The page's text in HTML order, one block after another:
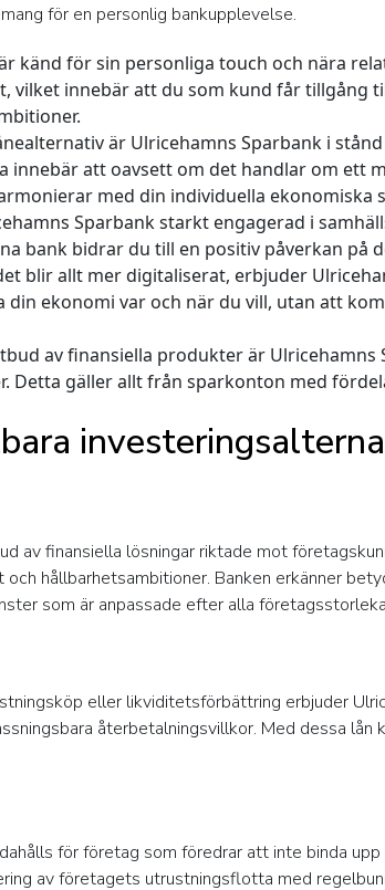
för en personlig bankupplevelse.
känd för sin personliga touch och nära
vilket innebär att du som kund får tillgång
är Ulricehamns Sparbank i
innebär att oavsett om det handlar om ett
med din individuella ekonomiska
Sparbank starkt engagerad i
bank bidrar du till en positiv påverkan på
blir allt mer digitaliserat, erbjuder
ekonomi var och när du vill, utan att
av finansiella produkter är Ulricehamns
Detta gäller allt från sparkonton med
av finansiella lösningar riktade mot
hållbarhetsambitioner. Banken erkänner
som är anpassade efter alla
eller likviditetsförbättring erbjuder
återbetalningsvillkor. Med dessa lån
för företag som föredrar att inte binda
av företagets utrustningsflotta med